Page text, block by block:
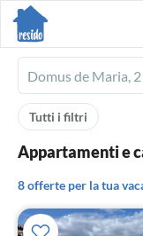
Ferienhausmiete
logo
Tutti i filtri
Appartamenti e
8 offerte per la tua